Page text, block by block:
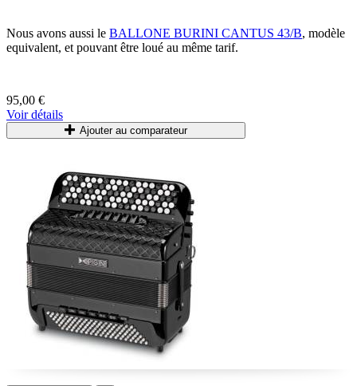
Nous avons aussi le BALLONE BURINI CANTUS 43/B, modèle
equivalent, et pouvant être loué au même tarif.
95,00 €
Voir détails
Ajouter au comparateur